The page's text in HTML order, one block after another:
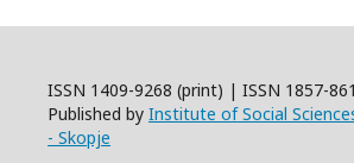
ISSN 1409-9268 (print) | ISSN 1857-
Published by Institute of Social
- Skopje